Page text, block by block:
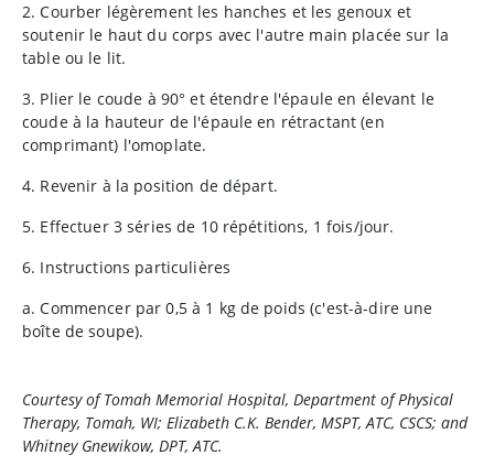
2. Courber légèrement les hanches et les genoux et
soutenir le haut du corps avec l'autre main placée sur la
table ou le lit.
3. Plier le coude à 90° et étendre l'épaule en élevant le
coude à la hauteur de l'épaule en rétractant (en
comprimant) l'omoplate.
4. Revenir à la position de départ.
5. Effectuer 3 séries de 10 répétitions, 1 fois/jour.
6. Instructions particulières
a. Commencer par 0,5 à 1 kg de poids (c'est-à-dire une
boîte de soupe).
Courtesy of Tomah Memorial Hospital, Department of Physical
Therapy, Tomah, WI; Elizabeth C.K. Bender, MSPT, ATC, CSCS; and
Whitney Gnewikow, DPT, ATC.